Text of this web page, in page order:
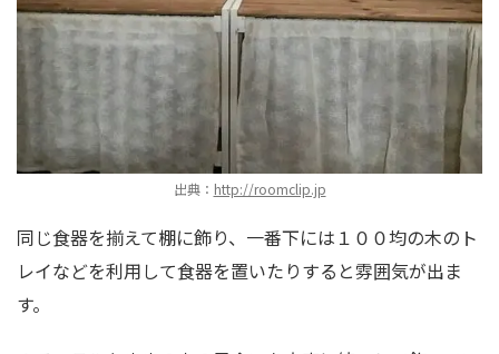
出典： http://roomclip.jp
同じ食器を揃えて棚に飾り、一番下には１００均の木のト
レイなどを利用して食器を置いたりすると雰囲気が出ま
す。